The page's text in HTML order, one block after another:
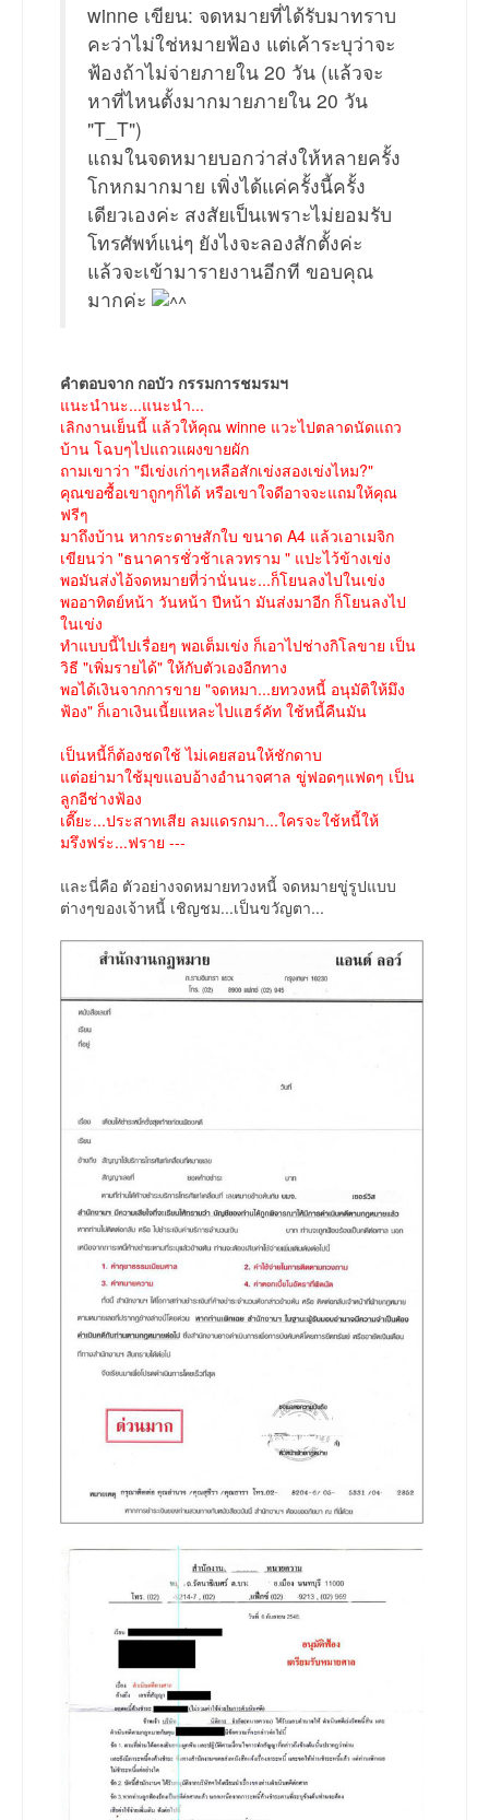
winne เขียน: จดหมายที่ได้รับมาทราบ
คะว่าไม่ใช่หมายฟ้อง แต่เค้าระบุว่าจะ
ฟ้องถ้าไม่จ่ายภายใน 20 วัน (แล้วจะ
หาที่ไหนตั้งมากมายภายใน 20 วัน
"T_T")
แถมในจดหมายบอกว่าส่งให้หลายครั้ง
โกหกมากมาย เพิ่งได้แค่ครั้งนี้ครั้ง
เดียวเองค่ะ สงสัยเป็นเพราะไม่ยอมรับ
โทรศัพท์แน่ๆ ยังไงจะลองสักตั้งค่ะ
แล้วจะเข้ามารายงานอีกที ขอบคุณ
มากค่ะ
คำตอบจาก กอบัว กรรมการชมรมฯ
แนะนำนะ...แนะนำ...
เลิกงานเย็นนี้ แล้วให้คุณ winne แวะไปตลาดนัดแถว
บ้าน โฉบๆไปแถวแผงขายผัก
ถามเขาว่า "มีเข่งเก่าๆเหลือสักเข่งสองเข่งไหม?"
คุณขอซื้อเขาถูกๆก็ได้ หรือเขาใจดีอาจจะแถมให้คุณ
ฟรีๆ
มาถึงบ้าน หากระดาษสักใบ ขนาด A4 แล้วเอาเมจิก
เขียนว่า "ธนาคารชั่วช้าเลวทราม " แปะไว้ข้างเข่ง
พอมันส่งไอ้จดหมายที่ว่านั่นนะ...ก็โยนลงไปในเข่ง
พออาทิตย์หน้า วันหน้า ปีหน้า มันส่งมาอีก ก็โยนลงไป
ในเข่ง
ทำแบบนี้ไปเรื่อยๆ พอเต็มเข่ง ก็เอาไปช่างกิโลขาย เป็น
วิธี "เพิ่มรายได้" ให้กับตัวเองอีกทาง
พอได้เงินจากการขาย "จดหมา...ยทวงหนี้ อนุมัติให้มึง
ฟ้อง" ก็เอาเงินเนี้ยแหละไปแฮร์คัท ใช้หนี้คืนมัน
เป็นหนี้ก็ต้องชดใช้ ไม่เคยสอนให้ชักดาบ
แต่อย่ามาใช้มุขแอบอ้างอำนาจศาล ขู่ฟอดๆแฟดๆ เป็น
ลูกอีช่างฟ้อง
เดี๊ยะ...ประสาทเสีย ลมแดรกมา...ใครจะใช้หนี้ให้
มรึงฟร่ะ...ฟราย ---
และนี่คือ ตัวอย่างจดหมายทวงหนี้ จดหมายขู่รูปแบบ
ต่างๆของเจ้าหนี้ เชิญชม...เป็นขวัญตา...